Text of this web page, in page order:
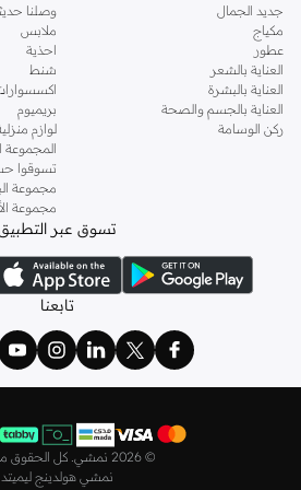
اطلعي على تشكيلة متكاملة من
والبلوزات
الماركات مثل أويشو و
وريس
ذهابك إلى العمل وفي السهرات والمناسبات المتنوعة.
اختاريفساتين
أنيقة بتصاميم عصرية تناسب
وباستايلات كاجوال أو رسمية. لدينا خيارات متعددة
! اختاري من
، أو اقتني العبوات الاقتصادية
مريحة، بما في ذلك
نعومي
وغيرها.
استعدي لأجواء الصيف مع مجموعتنا من ملابس
مستلزمات الشاطئ أو المسبح.
من علامات رائدة مثلتمبرلاندو لاكوست وغانتو
صورة سواء كنت متوجهاً إلى عملك أو تقضي عطلة
جديد الجمال
مكياج
عطور
العناية بالشعر
العناية بالبشرة
العناية بالجسم والصحة
ركن الوسامة
وصلنا
ملابس
احذية
شنط
بريميوم
لوازم
المجموعة
تسوقوا
مجموعة
مجموعة
تسوق عبر
تابعنا
© 2026 نمشي. كل الحقوق محفوظة
نمشي هولدينج ليميتد